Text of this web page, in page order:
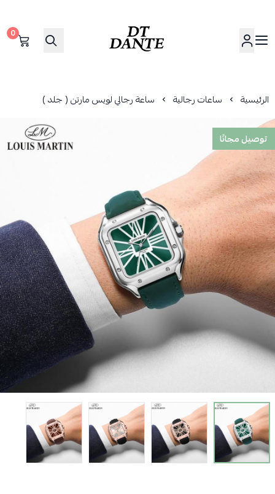
دانتي | DANTE
0
الرئيسية ساعات رجالية ساعة رجالي لويس مارتن ( جلد )
توصيل مجانًا